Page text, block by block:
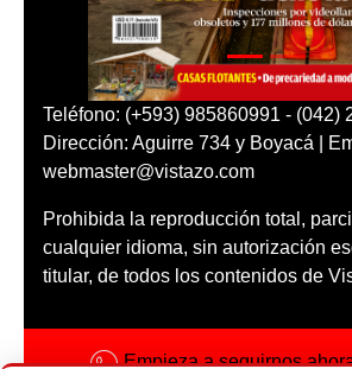
Teléfono: (+593) 985860991 - (042)
Dirección: Aguirre 734 y Boyacá |
webmaster@vistazo.com
Prohibida la reproducción total,
cualquier idioma, sin autorización
titular, de todos los contenidos de
Empieza a seguirnos